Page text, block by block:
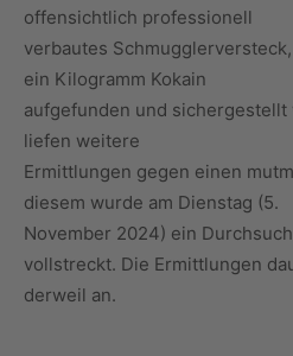
offensichtlich professionell
verbautes
ein Kilogramm Kokain
aufgefunden und
liefen weitere
Ermittlungen gegen einen
diesem wurde am Dienstag (5.
November 2024) ein
vollstreckt. Die Ermittlungen
derweil an.